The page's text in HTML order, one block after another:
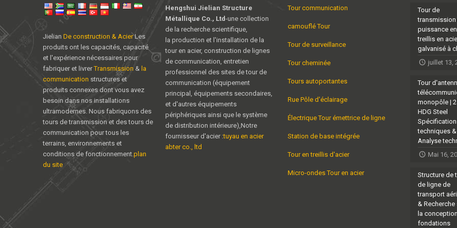
Jielian De construction & AcierLes
produits ont les capacités, capacité
et l'expérience nécessaires pour
fabriquer et livrerTransmission & la
communication structures et
produits connexes dont vous avez
besoin dans nos installations
ultramodernes. Nous fabriquons des
tours de transmission et des tours de
communication pour tous les
terrains, environnements et
conditions de fonctionnement.plan
du site
Hengshui Jielian Structure
Métallique Co., Ltd-une collection
de la recherche scientifique,
la production et l'installation de la
tour en acier, construction de lignes
de communication, entretien
professionnel des sites de tour de
communication (équipement
principal, équipements secondaires,
et d'autres équipements
périphériques ainsi que le système
de distribution intérieure),Notre
fournisseur d'acier :tuyau en acier
abter co., ltd
Tour communication
camouflé Tour
Tour de surveillance
Tour cheminée
Tours autoportantes
Rue Pôle d'éclairage
Électrique Tour émettrice de ligne
Station de base intégrée
Tour en treillis d'acier
Micro-ondes Tour en acier
Tour de
transmission
puissance en
treillis en
galvanisé à
juillet 13,
Tour
monopôle |
HDG Steel
techniques &
Analyse
Mai 16,
Structure de
de ligne de
transport
& Recherche
la
fondations